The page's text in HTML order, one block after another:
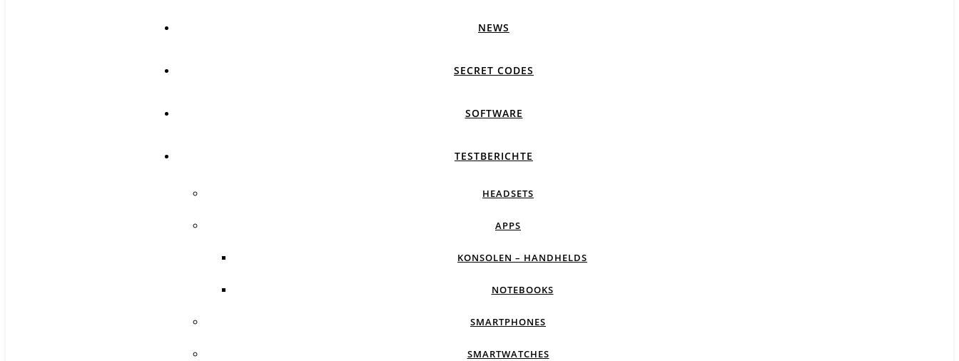
NEWS
SECRET CODES
SOFTWARE
TESTBERICHTE
HEADSETS
APPS
KONSOLEN – HANDHELDS
NOTEBOOKS
SMARTPHONES
SMARTWATCHES